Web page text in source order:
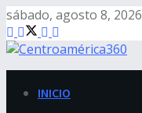
sábado, agosto 8, 2026
INICIO